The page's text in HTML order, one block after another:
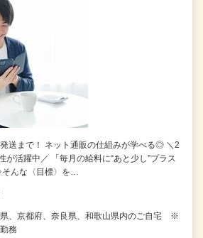
送まで！ ネット通販の仕組みが学べる◎ ＼2
が活躍中／ 「毎月の給料に“あと少し”プラス
んな〈目標〉を…
、京都府、奈良県、和歌山県内のご自宅 ※
務